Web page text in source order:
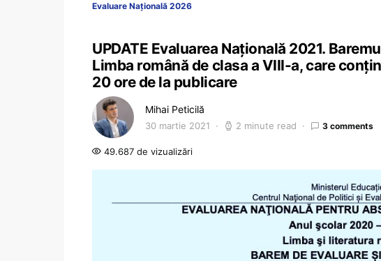
Evaluare Națională 2026
UPDATE Evaluarea Națională 2021.
Limba română de clasa a VIII-a, care
20 ore de la publicare
Mihai Peticilă
30 martie 2021 2 minute read 3 comments
49.687 de vizualizări